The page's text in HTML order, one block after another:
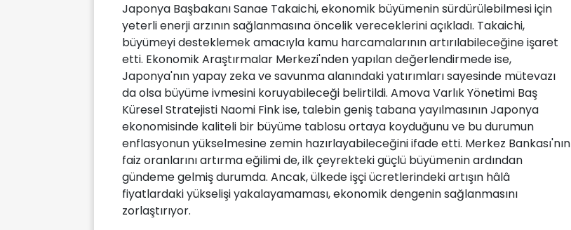
Japonya Başbakanı Sanae Takaichi, ekonomik büyümenin sürdürülebilmesi için
yeterli enerji arzının sağlanmasına öncelik vereceklerini açıkladı. Takaichi,
büyümeyi desteklemek amacıyla kamu harcamalarının artırılabileceğine işaret
etti. Ekonomik Araştırmalar Merkezi'nden yapılan değerlendirmede ise,
Japonya'nın yapay zeka ve savunma alanındaki yatırımları sayesinde mütevazı
da olsa büyüme ivmesini koruyabileceği belirtildi. Amova Varlık Yönetimi Baş
Küresel Stratejisti Naomi Fink ise, talebin geniş tabana yayılmasının Japonya
ekonomisinde kaliteli bir büyüme tablosu ortaya koyduğunu ve bu durumun
enflasyonun yükselmesine zemin hazırlayabileceğini ifade etti. Merkez Bankası'nın
faiz oranlarını artırma eğilimi de, ilk çeyrekteki güçlü büyümenin ardından
gündeme gelmiş durumda. Ancak, ülkede işçi ücretlerindeki artışın hâlâ
fiyatlardaki yükselişi yakalayamaması, ekonomik dengenin sağlanmasını
zorlaştırıyor.